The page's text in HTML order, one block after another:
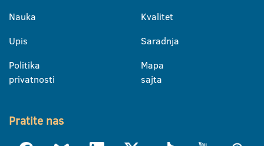
Nauka
Upis
Politika
privatnosti
Kvalitet
Saradnja
Mapa
sajta
Pratite nas